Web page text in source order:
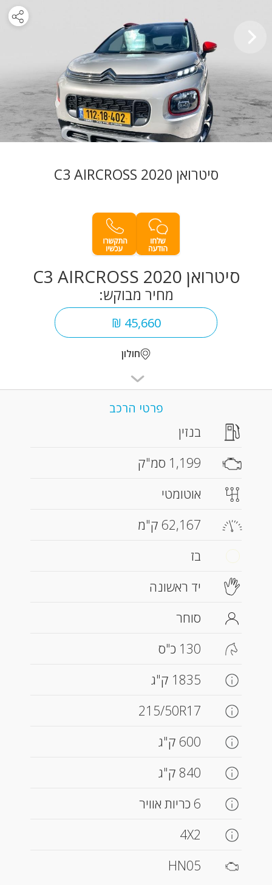
סיטרואן C3 AIRCROSS 2020
סיטרואן C3 AIRCROSS 2020
מחיר מבוקש:
45,660 ₪
חולון
פרטי הרכב
בנזין
1,199 סמ"ק
אוטומטי
62,167 ק"מ
בז
יד ראשונה
סוחר
130 כ"ס
1835 ק"ג
215/50R17
600 ק"ג
840 ק"ג
6 כריות אוויר
4X2
HN05